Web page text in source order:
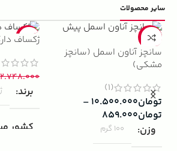
سایر محصولات
-13%
سانچز آناون اسمل (سانچز
مشکی)
(1)
تومان۱۰.۵۰۰.۰۰۰ –
تومان۸۵۹.۰۰۰
وزن
100 گرم
-22%
ژکساف
۲.۷۴۸.۰۰۰
برند
کشور